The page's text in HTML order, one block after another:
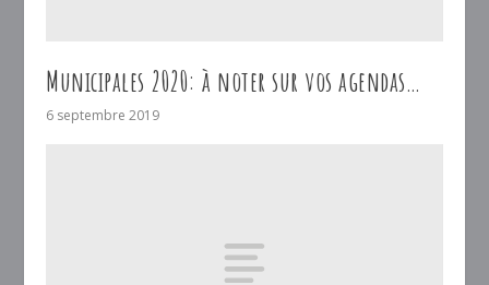
Municipales 2020: à noter sur vos agendas…
6 septembre 2019